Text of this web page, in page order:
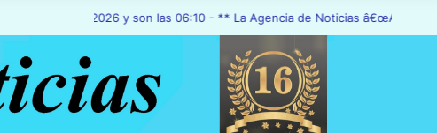
de 2026 y son las 06:10 - ** La Agencia de Noticias â€œA1 Noticiasâ€,